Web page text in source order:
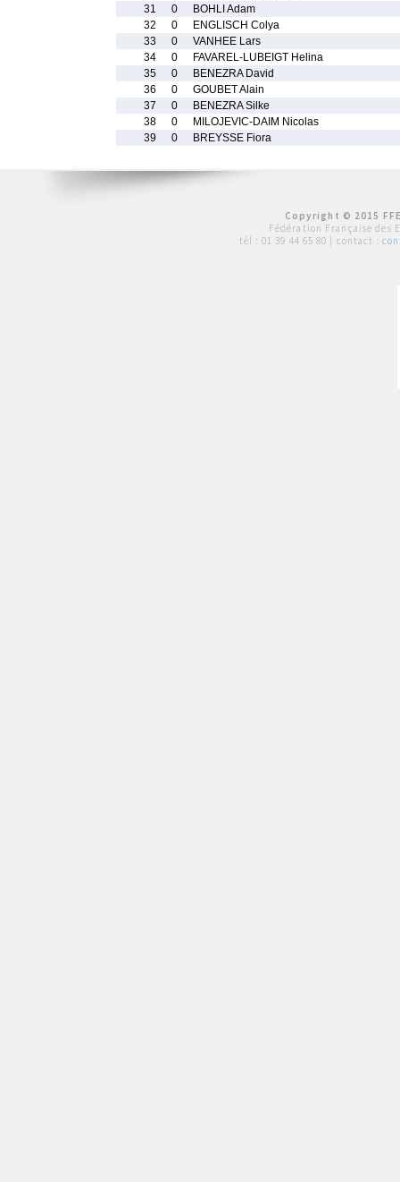
31
0
BOHLI Adam
32
0
ENGLISCH Colya
33
0
VANHEE Lars
34
0
FAVAREL-LUBEIGT Helina
35
0
BENEZRA David
36
0
GOUBET Alain
37
0
BENEZRA Silke
38
0
MILOJEVIC-DAIM Nicolas
39
0 BREYSSE Fiora
Copyright © 2015
Fédération Française des
tél : 01 39 44 65 80 | contact :